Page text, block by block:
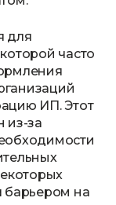
для
часто
ИП. Этот
из-за
барьером на